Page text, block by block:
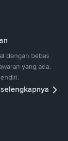
dengan bebas
yang ada,